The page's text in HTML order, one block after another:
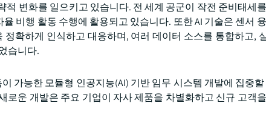
변화를 일으키고 있습니다. 전 세계 공군이 작전 준비태세
비행 활동 수행에 활용되고 있습니다. 또한 AI 기술은 센서
확하게 인식하고 대응하며, 여러 데이터 소스를 통합하고,
습니다.
가능한 모듈형 인공지능(AI) 기반 임무 시스템 개발에 집중할
운 개발은 주요 기업이 자사 제품을 차별화하고 신규 고객